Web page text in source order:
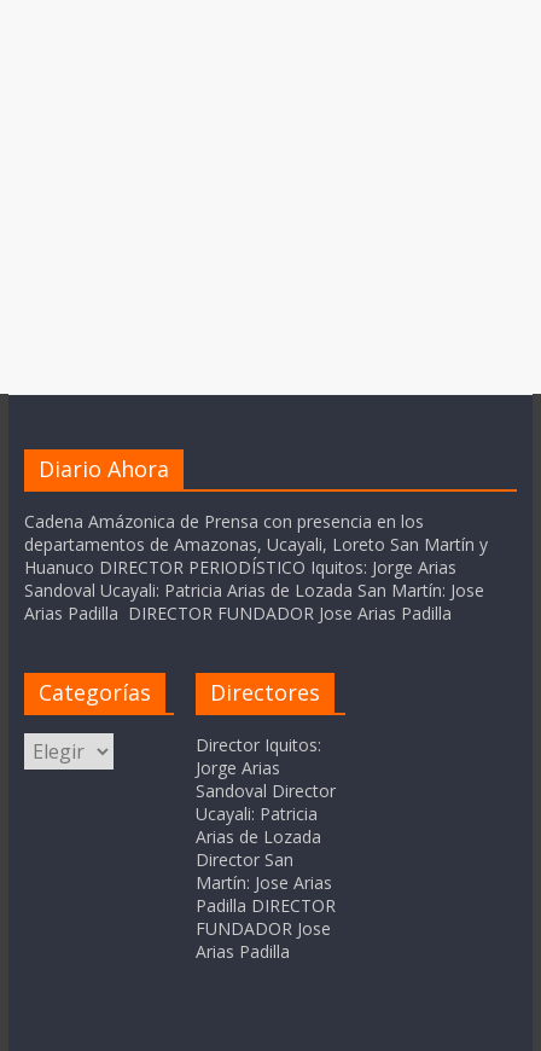
Diario Ahora
Cadena Amázonica de Prensa con presencia en los
departamentos de Amazonas, Ucayali, Loreto San Martín y
Huanuco DIRECTOR PERIODÍSTICO Iquitos: Jorge Arias
Sandoval Ucayali: Patricia Arias de Lozada San Martín: Jose
Arias Padilla DIRECTOR FUNDADOR Jose Arias Padilla
Categorías
Categorías
Directores
Director Iquitos:
Jorge Arias
Sandoval Director
Ucayali: Patricia
Arias de Lozada
Director San
Martín: Jose Arias
Padilla DIRECTOR
FUNDADOR Jose
Arias Padilla